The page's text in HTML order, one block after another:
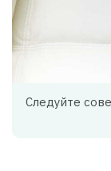
Следуйте